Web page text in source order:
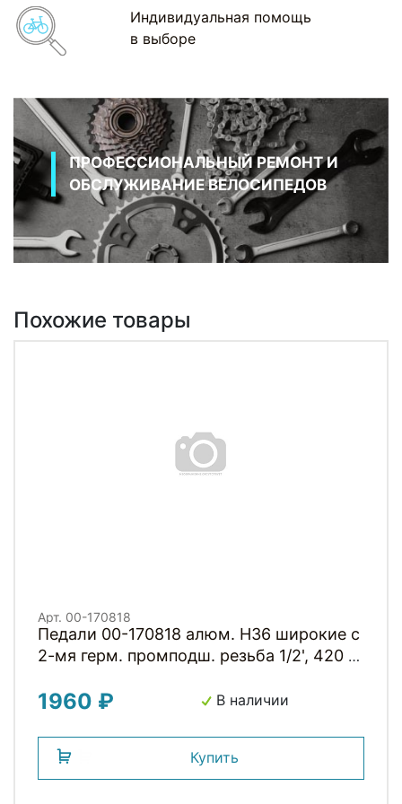
Индивидуальная помощь
в выборе
ПРОФЕССИОНАЛЬНЫЙ РЕМОНТ И
ОБСЛУЖИВАНИЕ ВЕЛОСИПЕДОВ
Похожие товары
Арт. 00-170818
Педали 00-170818 алюм. H36 широкие с
2-мя герм. промподш. резьба 1/2', 420 г
1960 ₽ В наличии
Купить